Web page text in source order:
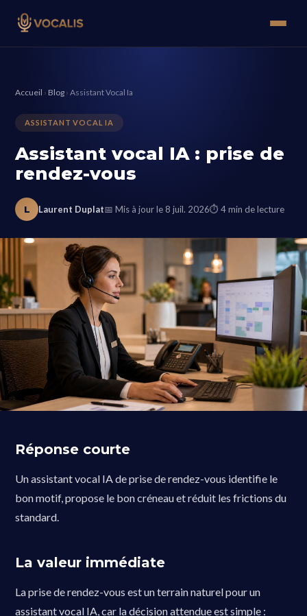
Accueil › Blog › Assistant Vocal Ia
ASSISTANT VOCAL IA
Assistant vocal IA : prise de
rendez-vous
L Laurent Duplat📅 Mis à jour le 8 juil. 2026⏱ 4 min de lecture
Réponse courte
Un assistant vocal IA de prise de rendez-vous identifie le
bon motif, propose le bon créneau et réduit les frictions du
standard.
La valeur immédiate
La prise de rendez-vous est un terrain naturel pour un
assistant vocal IA, car la décision attendue est simple :